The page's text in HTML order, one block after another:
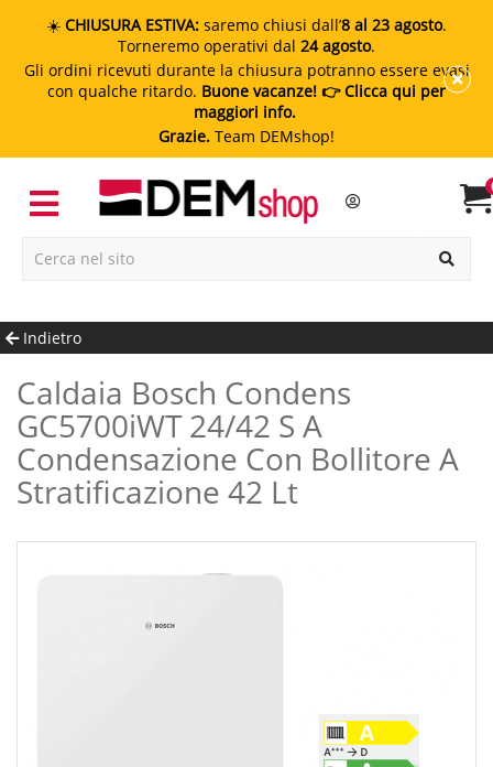
☀️ CHIUSURA ESTIVA: saremo chiusi dall’8 al 23 agosto.
Torneremo operativi dal 24 agosto.
Gli ordini ricevuti durante la chiusura potranno essere evasi
con qualche ritardo. Buone vacanze! 👉 Clicca qui per
maggiori info.
Grazie. Team DEMshop!
Indietro
Caldaia Bosch Condens
GC5700iWT 24/42 S A
Condensazione Con Bollitore A
Stratificazione 42 Lt